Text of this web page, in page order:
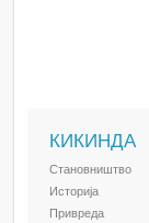
КИКИНДА
Становништво
Историја
Привреда